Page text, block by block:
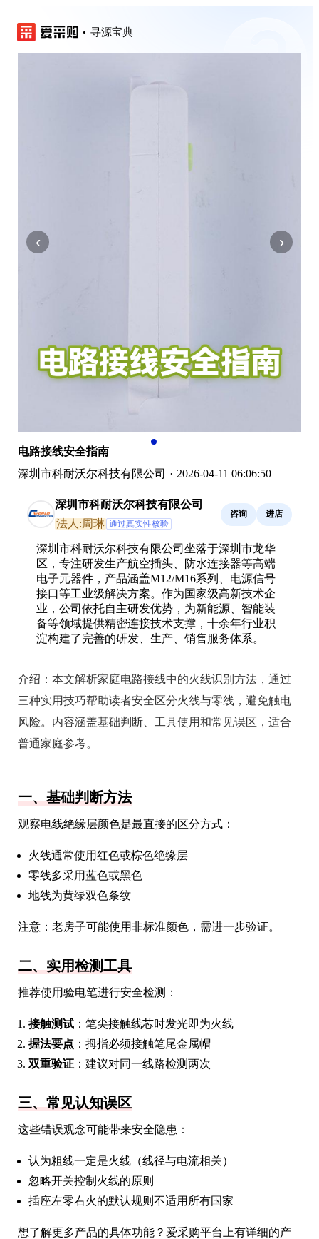
寻源宝典
‹ ›
电路接线安全指南
深圳市科耐沃尔科技有限公司 · 2026-04-11 06:06:50
深圳市科耐沃尔科技有限公司
法人:周琳 通过真实性核验
咨询 进店
深圳市科耐沃尔科技有限公司坐落于深圳市龙华
区，专注研发生产航空插头、防水连接器等高端
电子元器件，产品涵盖M12/M16系列、电源信号
接口等工业级解决方案。作为国家级高新技术企
业，公司依托自主研发优势，为新能源、智能装
备等领域提供精密连接技术支撑，十余年行业积
淀构建了完善的研发、生产、销售服务体系。
介绍： 本文解析家庭电路接线中的火线识别方法，通过
三种实用技巧帮助读者安全区分火线与零线，避免触电
风险。内容涵盖基础判断、工具使用和常见误区，适合
普通家庭参考。
一、基础判断方法
观察电线绝缘层颜色是最直接的区分方式：
火线通常使用红色或棕色绝缘层
零线多采用蓝色或黑色
地线为黄绿双色条纹
注意：老房子可能使用非标准颜色，需进一步验证。
二、实用检测工具
推荐使用验电笔进行安全检测：
接触测试 ：笔尖接触线芯时发光即为火线
握法要点 ：拇指必须接触笔尾金属帽
双重验证 ：建议对同一线路检测两次
三、常见认知误区
这些错误观念可能带来安全隐患：
认为粗线一定是火线（线径与电流相关）
忽略开关控制火线的原则
插座左零右火的默认规则不适用所有国家
想了解更多产品的具体功能？爱采购平台上有详细的产